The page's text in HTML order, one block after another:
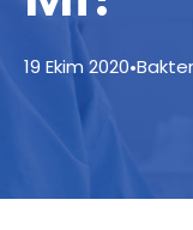
19 Ekim 2020•